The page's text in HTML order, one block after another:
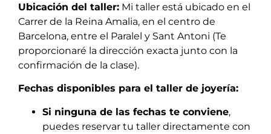
Ubicación del taller: Mi taller está ubicado en el
Carrer de la Reina Amalia, en el centro de
Barcelona, entre el Paralel y Sant Antoni (Te
proporcionaré la dirección exacta junto con la
confirmación de la clase).
Fechas disponibles para el taller de joyería:
Si ninguna de las fechas te conviene,
puedes reservar tu taller directamente con